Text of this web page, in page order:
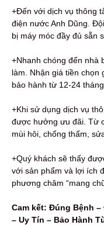
+Đến với dịch vụ thông
điện nước Anh Dũng.
bị máy móc đầy đủ sẵn
+Nhanh chóng đến nhà
làm. Nhận giá tiền chọn
bảo hành từ 12-24 tháng
+Khi sử dụng dịch vụ
được hưởng ưu đãi. Từ
mùi hôi, chống thấm,
+Quý khách sẽ thấy
với sản phẩm và lợi ích
phương châm “mang
Cam kết: Đúng Bệnh
– Uy Tín – Bảo Hành